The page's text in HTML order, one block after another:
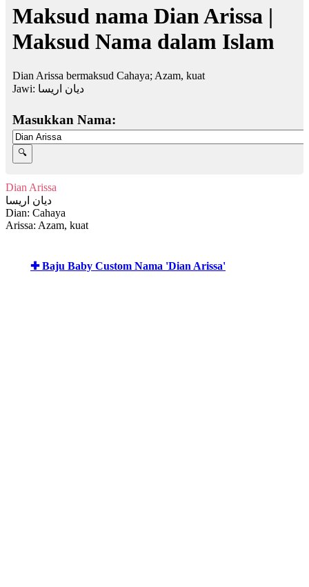
Maksud nama Dian Arissa |
Maksud Nama dalam Islam
Dian Arissa bermaksud Cahaya; Azam, kuat
Jawi: ديان اريسا
Masukkan Nama:
Dian Arissa
ديان اريسا
Dian: Cahaya
Arissa: Azam, kuat
✚ Baju Baby Custom Nama 'Dian Arissa'